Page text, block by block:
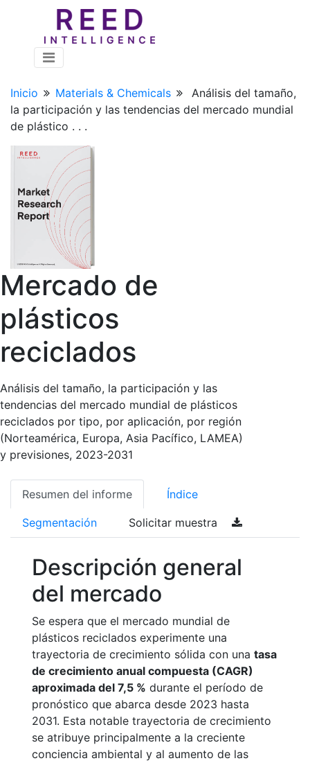
Inicio Materials & Chemicals
Análisis del tamaño,
la participación y las tendencias del mercado mundial
de plástico . . .
Mercado de
plásticos
reciclados
Análisis del tamaño, la participación y las
tendencias del mercado mundial de plásticos
reciclados por tipo, por aplicación, por región
(Norteamérica, Europa, Asia Pacífico, LAMEA)
y previsiones, 2023-2031
Resumen del informe Índice
Segmentación Solicitar muestra
Descripción general
del mercado
Se espera que el mercado mundial de
plásticos reciclados experimente una
trayectoria de crecimiento sólida con una tasa
de crecimiento anual compuesta (CAGR)
aproximada del 7,5 % durante el período de
pronóstico que abarca desde 2023 hasta
2031. Esta notable trayectoria de crecimiento
se atribuye principalmente a la creciente
conciencia ambiental y al aumento de las